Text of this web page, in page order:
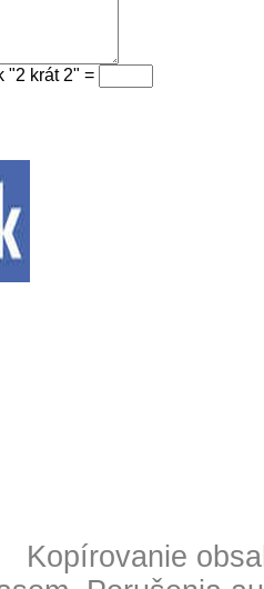
"2 krát 2" =
Kopírovanie